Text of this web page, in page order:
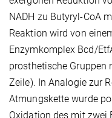
NADH zu Butyryl-CoA
Reaktion wird von
Enzymkomplex Bcd/
prosthetische Gruppen
Zeile). In Analogie zur
Atmungskette wurde
Oxidation des mit zwei